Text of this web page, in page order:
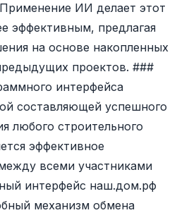
ИИ делает этот
эффективным, предлагая
на основе накопленных
проектов. ###
интерфейса
составляющей успешного
любого строительного
эффективное
всеми участниками
интерфейс наш.дом.рф
механизм обмена